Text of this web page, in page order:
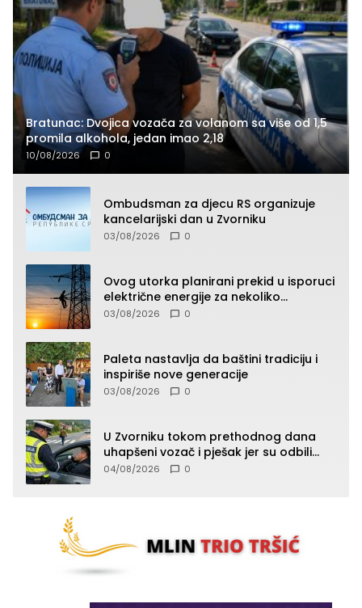
Bratunac: Dvojica vozača za volanom sa više od 1,5
promila alkohola, jedan imao 2,18
10/08/2026 0
Ombudsman za djecu RS organizuje
kancelarijski dan u Zvorniku
03/08/2026 0
Ovog utorka planirani prekid u isporuci
električne energije za nekoliko
zvorničkih naselja
03/08/2026 0
Paleta nastavlja da baštini tradiciju i
inspiriše nove generacije
03/08/2026 0
U Zvorniku tokom prethodnog dana
uhapšeni vozač i pješak jer su odbili
testiranje na prisustvo droge
04/08/2026 0